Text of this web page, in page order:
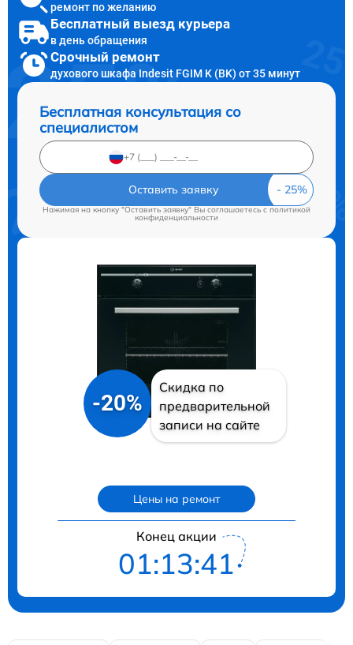
ремонт по желанию
Бесплатный выезд курьера
в день обращения
Срочный ремонт
духового шкафа Indesit FGIM K (BK) от 35 минут
Бесплатная консультация со
специалистом
Оставить заявку
Нажимая на кнопку "Оставить заявку" Вы соглашаетесь cполитикой
конфиденциальности
-20%
Скидка по
предварительной
записи на сайте
Цены на ремонт
Конец акции
01:13:40